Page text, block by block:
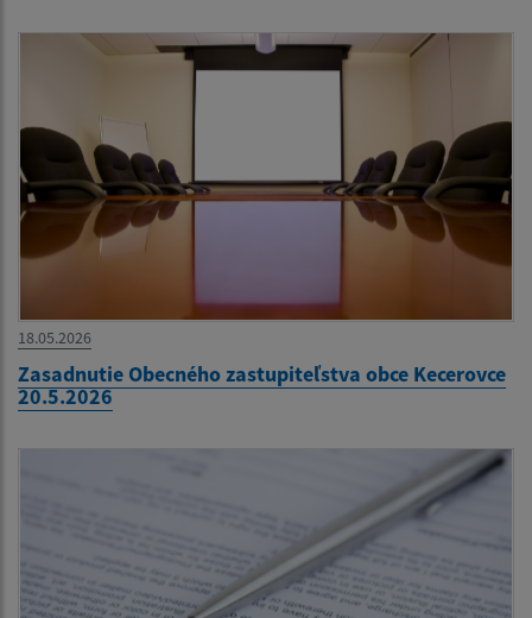
18.05.2026
Zasadnutie Obecného zastupiteľstva obce Kecerovce
20.5.2026